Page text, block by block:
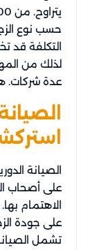
حسب نوع
التكلفة قد
لذلك من
عدة شركات.
الصيانة
على أصحاب
الاهتمام
على جودة
تشمل